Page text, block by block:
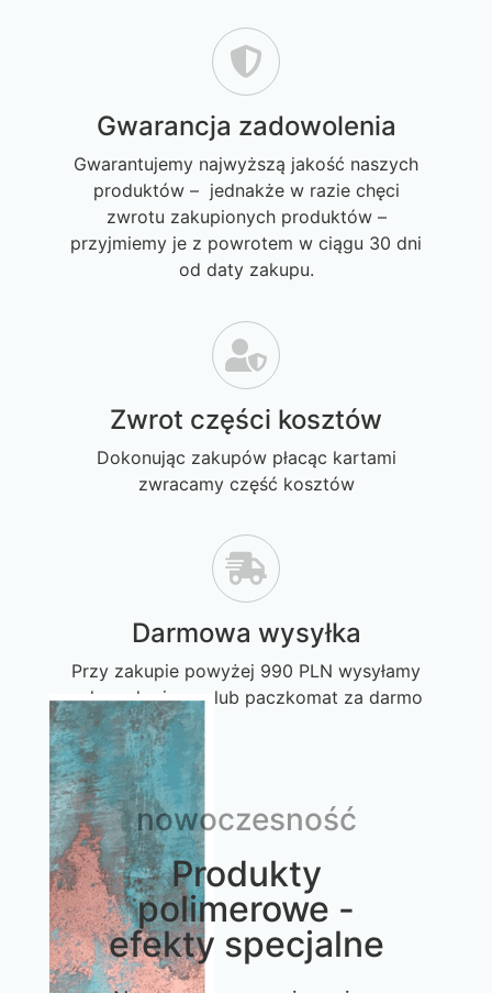
Gwarancja zadowolenia
Gwarantujemy najwyższą jakość naszych
produktów – jednakże w razie chęci
zwrotu zakupionych produktów –
przyjmiemy je z powrotem w ciągu 30 dni
od daty zakupu.
Zwrot części kosztów
Dokonując zakupów płacąc kartami
zwracamy część kosztów
Darmowa wysyłka
Przy zakupie powyżej 990 PLN wysyłamy
zakupy kurierem lub paczkomat za darmo
nowoczesność
Produkty
polimerowe -
efekty specjalne